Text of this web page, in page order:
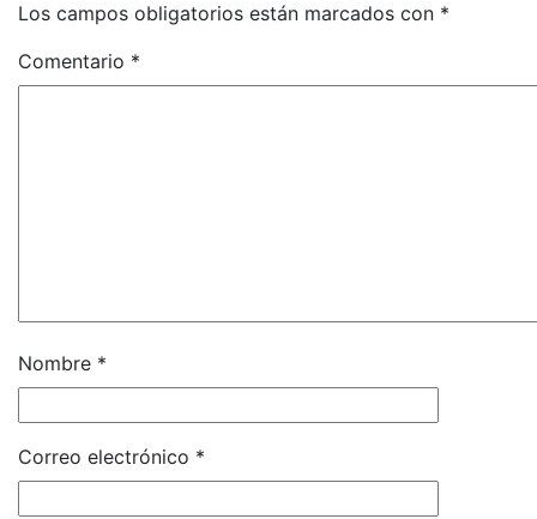
Los campos obligatorios están marcados con *
Comentario *
Nombre *
Correo electrónico *